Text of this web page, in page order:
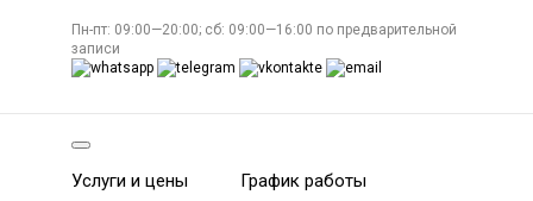
Пн-пт: 09:00—20:00; сб: 09:00—16:00 по предварительной
записи
Услуги и цены График работы